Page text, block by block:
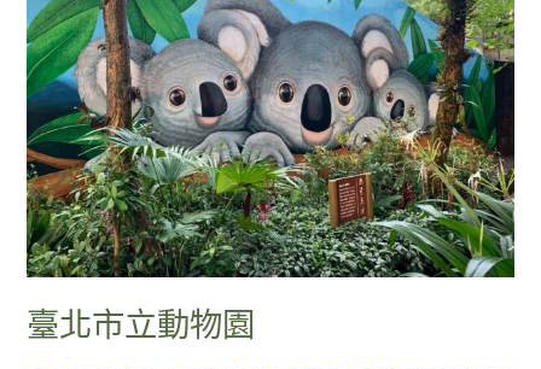
臺北市立動物園
立
動
物
園